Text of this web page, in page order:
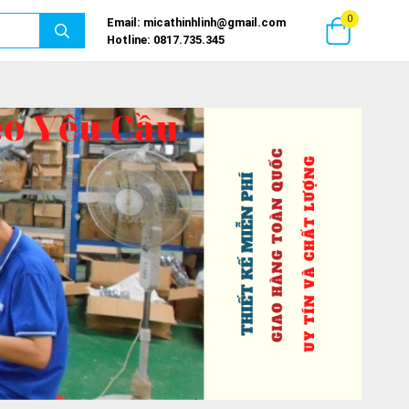
Email: micathinhlinh@gmail.com
Hotline: 0817.735.345
GIỎ
0